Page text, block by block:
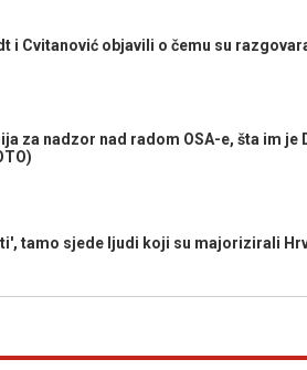
i Cvitanović objavili o čemu su
za nadzor nad radom OSA-e, šta im je
tamo sjede ljudi koji su majorizirali